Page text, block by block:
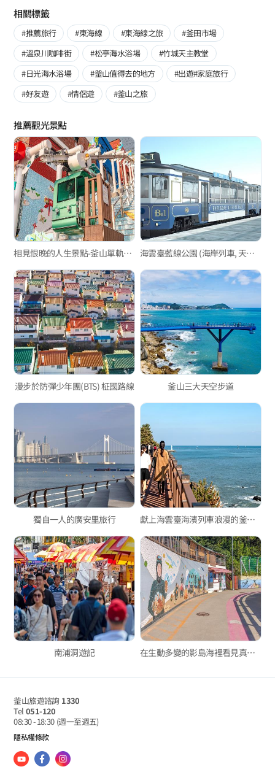
而“泊”指的是船舶停靠的地方。如今，
沙灘中間隆起的部分被稱為三聖台。
#釜山名勝
相關標籤
#推薦旅行 #東海線 #東海線之旅
#釜田市場
#溫泉川咖啡街
#松亭海水浴場
#竹城天主教堂
#日光海水浴場
#釜山值得去的地方
#出遊#家庭旅行
#好友遊
#情侶遊 #釜山之旅
推薦觀光景點
相見恨晚的人生景點-釜山單軌電車篇 海雲臺藍線公園 (海岸列車, 天空膠囊列車)
漫步於防彈少年團(BTS) 柾國路線 釜山三大天空步道
獨自一人的廣安里旅行 獻上海雲臺海濱列車浪漫的釜山綠色鐵道
南浦洞遊記 在生動多變的影島海裡看見真實的漁民生活
釜山旅遊諮詢 1330
Tel 051-120
08:30 - 18:30 (週一至週五)
隱私權條款